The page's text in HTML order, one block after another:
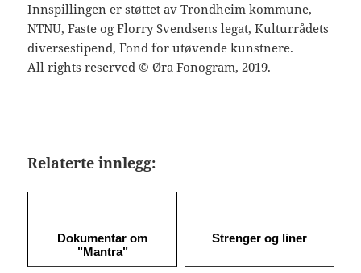
Innspillingen er støttet av Trondheim kommune,
NTNU, Faste og Florry Svendsens legat, Kulturrådets
diversestipend, Fond for utøvende kunstnere.
All rights reserved © Øra Fonogram, 2019.
Relaterte innlegg:
Dokumentar om
"Mantra"
Strenger og liner